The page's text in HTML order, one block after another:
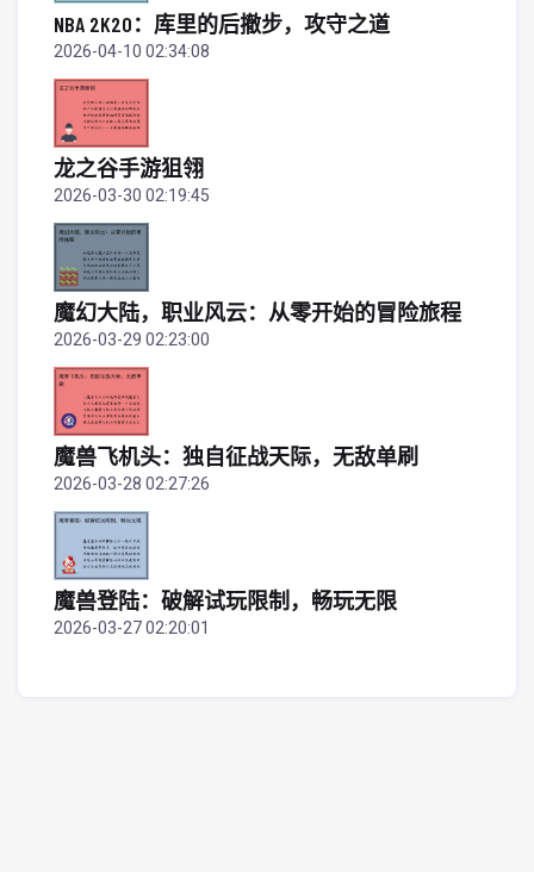
NBA 2K20：库里的后撤步，攻守之道
2026-04-10 02:34:08
龙之谷手游狙翎
2026-03-30 02:19:45
魔幻大陆，职业风云：从零开始的冒险旅程
2026-03-29 02:23:00
魔兽飞机头：独自征战天际，无敌单刷
2026-03-28 02:27:26
魔兽登陆：破解试玩限制，畅玩无限
2026-03-27 02:20:01